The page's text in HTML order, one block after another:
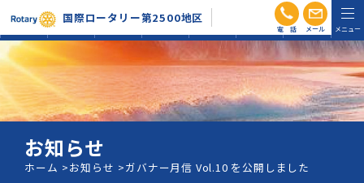
国際ロータリー第2500地区 電話 メール
ホーム
RI会長信
条
地区活動
方針
組織図・
分区
ガバナー
月信
お知らせ会員専用
お知らせ
ホーム お知らせ ガバナー月信 Vol.10 を公開しました